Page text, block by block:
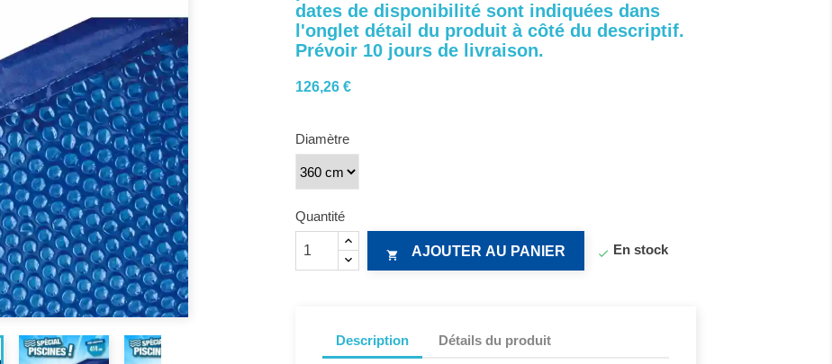
dates de disponibilité sont indiquées dans
l'onglet détail du produit à côté du descriptif.
Prévoir 10 jours de livraison.
126,26 €
Diamètre
Quantité
 AJOUTER AU PANIER  En stock
Description Détails du produit